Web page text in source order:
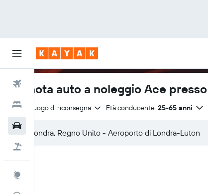
Voli
Hotel
Prenota auto a noleggio Ace
Stesso luogo di riconsegna Età conducente: 25-65 anni